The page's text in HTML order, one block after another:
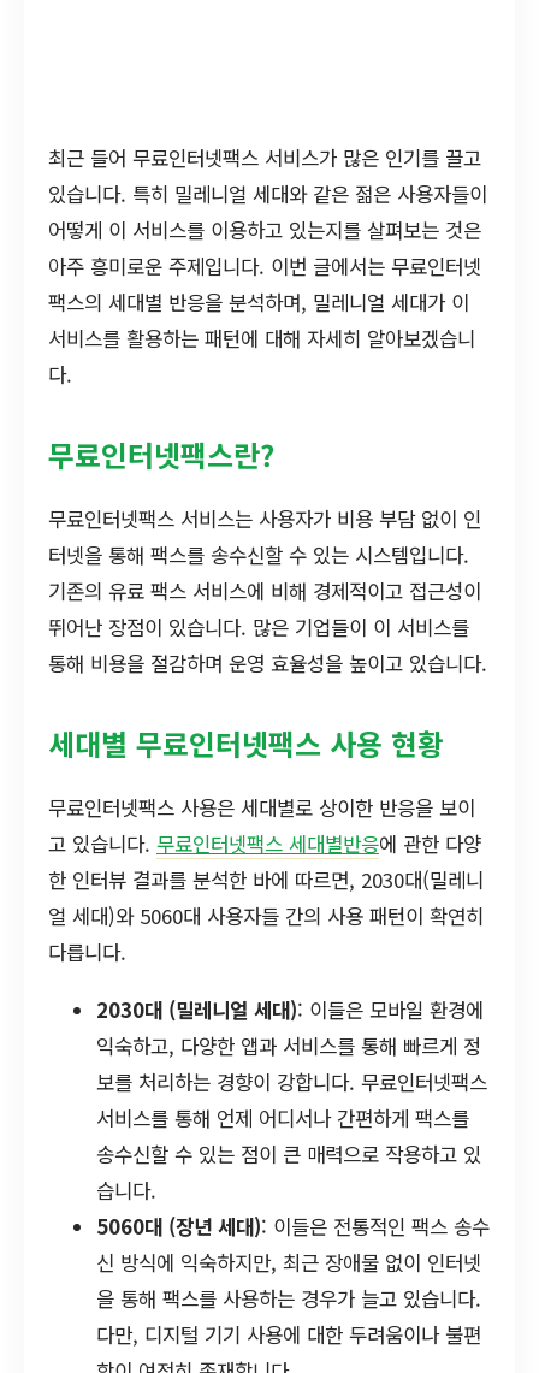
최근 들어 무료인터넷팩스 서비스가 많은 인기를 끌고
있습니다. 특히 밀레니얼 세대와 같은 젊은 사용자들이
어떻게 이 서비스를 이용하고 있는지를 살펴보는 것은
아주 흥미로운 주제입니다. 이번 글에서는 무료인터넷
팩스의 세대별 반응을 분석하며, 밀레니얼 세대가 이
서비스를 활용하는 패턴에 대해 자세히 알아보겠습니
다.
무료인터넷팩스란?
무료인터넷팩스 서비스는 사용자가 비용 부담 없이 인
터넷을 통해 팩스를 송수신할 수 있는 시스템입니다.
기존의 유료 팩스 서비스에 비해 경제적이고 접근성이
뛰어난 장점이 있습니다. 많은 기업들이 이 서비스를
통해 비용을 절감하며 운영 효율성을 높이고 있습니다.
세대별 무료인터넷팩스 사용 현황
무료인터넷팩스 사용은 세대별로 상이한 반응을 보이
고 있습니다. 무료인터넷팩스 세대별반응에 관한 다양
한 인터뷰 결과를 분석한 바에 따르면, 2030대(밀레니
얼 세대)와 5060대 사용자들 간의 사용 패턴이 확연히
다릅니다.
2030대 (밀레니얼 세대): 이들은 모바일 환경에
익숙하고, 다양한 앱과 서비스를 통해 빠르게 정
보를 처리하는 경향이 강합니다. 무료인터넷팩스
서비스를 통해 언제 어디서나 간편하게 팩스를
송수신할 수 있는 점이 큰 매력으로 작용하고 있
습니다.
5060대 (장년 세대): 이들은 전통적인 팩스 송수
신 방식에 익숙하지만, 최근 장애물 없이 인터넷
을 통해 팩스를 사용하는 경우가 늘고 있습니다.
다만, 디지털 기기 사용에 대한 두려움이나 불편